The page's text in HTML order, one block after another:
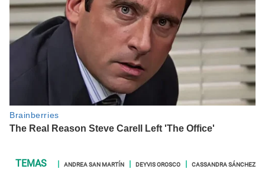
ANDREA SAN MARTÍN DEYVIS OROSCO
CASSANDRA SÁNCHEZ